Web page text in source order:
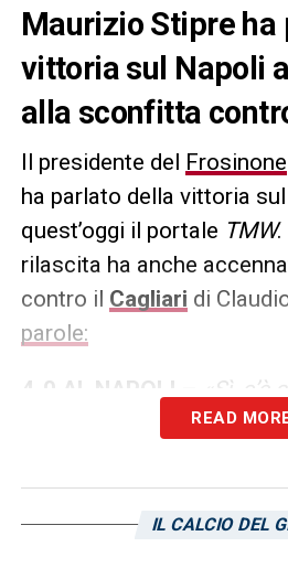
Maurizio Stipre
vittoria sul Napoli
alla sconfitta
Il presidente del Frosinone
ha parlato della vittoria
quest’oggi il portale TMW.
rilascita ha anche
contro il Cagliari di
parole:
4-0 AL NAPOLI –
«Sì, c’è
risultato. Il calcio è così,
pendolo della bilancia è
parte, ma sono
READ
IL CALCIO DEL